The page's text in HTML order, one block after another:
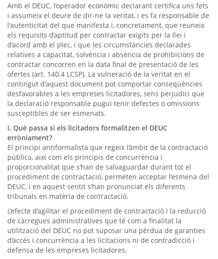
Amb el DEUC, l’operador econòmic declarant certifica uns fets
i assumeix el deure de dir-ne la veritat, i es fa responsable de
l'autenticitat del que manifesta i, concretament, que reuneix
els requisits d’aptitud per contractar exigits per la llei i
d’acord amb el plec, i que les circumstàncies declarades
relatives a capacitat, solvència i absència de prohibicions de
contractar concorren en la data final de presentació de les
ofertes (art. 140.4 LCSP). La vulneració de la veritat en el
contingut d'aquest document pot comportar conseqüències
desfavorables a les empreses licitadores, sens perjudici que
la declaració responsable pugui tenir defectes o omissions
susceptibles de ser esmenats.
I. Què passa si els licitadors formalitzen el DEUC
erròniament?
El principi antiformalista que regeix l’àmbit de la contractació
pública, així com els principis de concurrència i
proporcionalitat que s’han de salvaguardar durant tot el
procediment de contractació, permeten acceptar l’esmena del
DEUC, i en aquest sentit s’han pronunciat els diferents
tribunals en matèria de contractació.
L’efecte d’agilitar el procediment de contractació i la reducció
de càrregues administratives que té com a finalitat la
utilització del DEUC no pot suposar una pèrdua de garanties
d’accés i concurrència a les licitacions ni de contradicció i
defensa de les empreses licitadores.